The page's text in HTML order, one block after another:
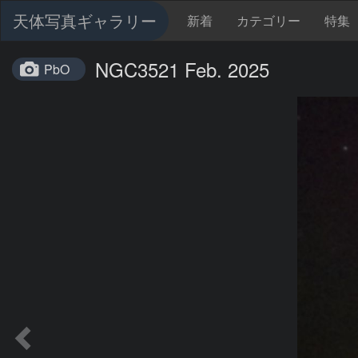
天体写真ギャラリー 新着 カテゴリー 特集
PbO NGC3521 Feb. 2025